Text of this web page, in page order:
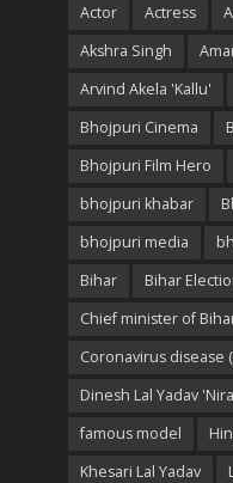
Actor Actress
Akshra Singh
Arvind Akela 'Kallu'
Bhojpuri Cinema
Bhojpuri Film Hero
bhojpuri khabar
bhojpuri media
Bihar
Bihar
Chief minister of
Coronavirus disease
Dinesh Lal Yadav
famous model
Khesari Lal Yadav